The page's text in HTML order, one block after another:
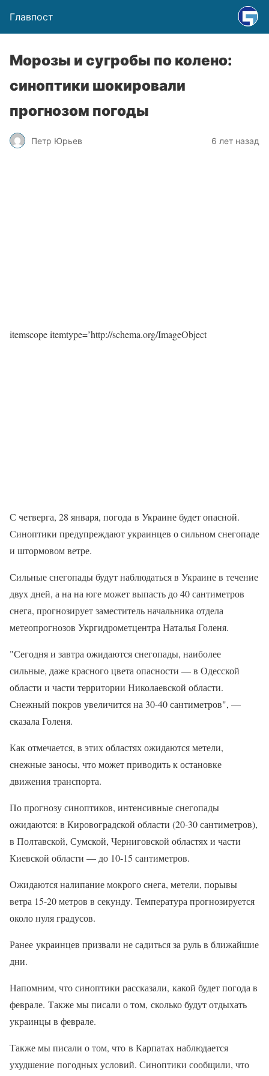
Главпост
Морозы и сугробы по колено:
синоптики шокировали
прогнозом погоды
Петр Юрьев 6 лет назад
itemscope itemtype=’http://schema.org/ImageObject
С четверга, 28 января, погода в Украине будет опасной.
Синоптики предупреждают украинцев о сильном снегопаде
и штормовом ветре.
Сильные снегопады будут наблюдаться в Украине в течение
двух дней, а на на юге может выпасть до 40 сантиметров
снега, прогнозирует заместитель начальника отдела
метеопрогнозов Укргидрометцентра Наталья Голеня.
"Сегодня и завтра ожидаются снегопады, наиболее
сильные, даже красного цвета опасности — в Одесской
области и части территории Николаевской области.
Снежный покров увеличится на 30-40 сантиметров", —
сказала Голеня.
Как отмечается, в этих областях ожидаются метели,
снежные заносы, что может приводить к остановке
движения транспорта.
По прогнозу синоптиков, интенсивные снегопады
ожидаются: в Кировоградской области (20-30 сантиметров),
в Полтавской, Сумской, Черниговской областях и части
Киевской области — до 10-15 сантиметров.
Ожидаются налипание мокрого снега, метели, порывы
ветра 15-20 метров в секунду. Температура прогнозируется
около нуля градусов.
Ранее украинцев призвали не садиться за руль в ближайшие
дни.
Напомним, что синоптики рассказали, какой будет погода в
феврале. Также мы писали о том, сколько будут отдыхать
украинцы в феврале.
Также мы писали о том, что в Карпатах наблюдается
ухудшение погодных условий. Синоптики сообщили, что